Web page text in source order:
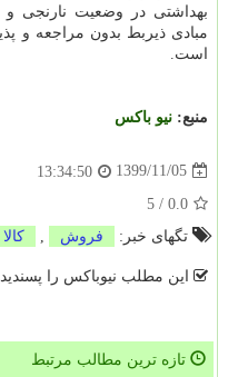
بهداشتی در وضعیت نارنجی و
مبادی ذیربط بدون مراجعه و
است.
منبع: نیو باكس
1399/11/05
13:34:50
0.0
/
5
تگهای خبر:
فروش كالا
این مطلب نیوباکس را
تازه ترین مطالب مرتبط